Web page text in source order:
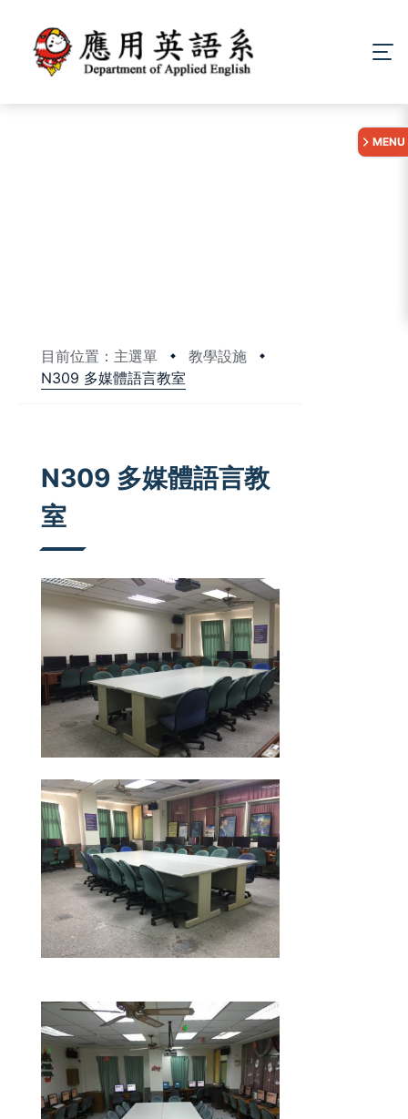
目前位置：主選單
教學設施
N309 多媒體語言教室
MENU
N309 多媒體語言教
室